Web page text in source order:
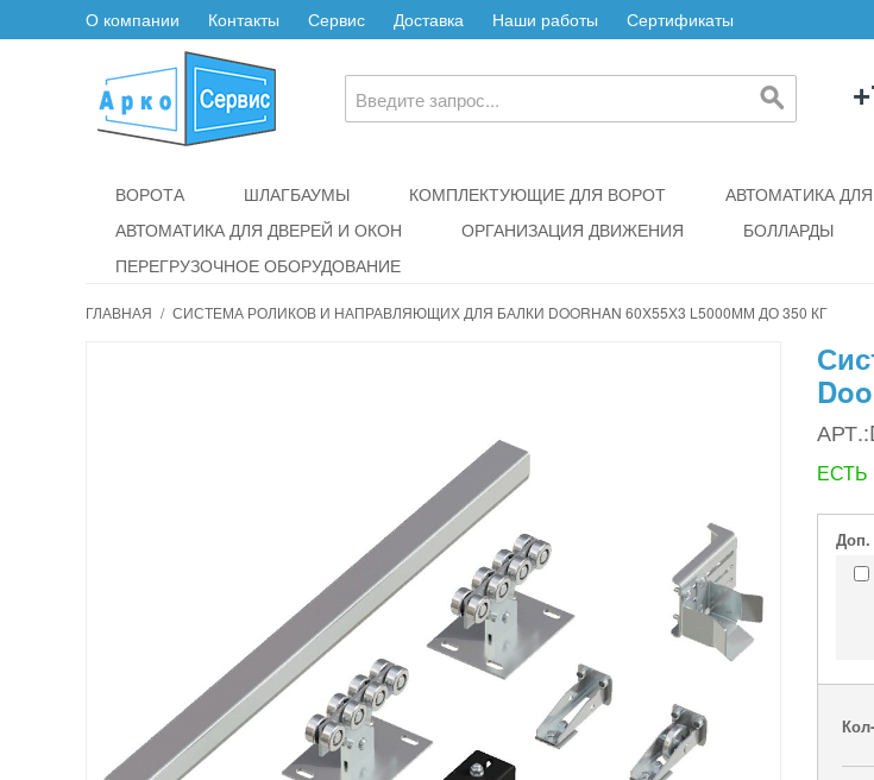
О компании Контакты Сервис Доставка Наши работы Сертификаты
ВОРОТА ШЛАГБАУМЫ КОМПЛЕКТУЮЩИЕ ДЛЯ ВОРОТ АВТОМАТИКА
АВТОМАТИКА ДЛЯ ДВЕРЕЙ И ОКОН
ОРГАНИЗАЦИЯ ДВИЖЕНИЯ БОЛЛАРДЫ
ПЕРЕГРУЗОЧНОЕ ОБОРУДОВАНИЕ
ГЛАВНАЯ / СИСТЕМА РОЛИКОВ И НАПРАВЛЯЮЩИХ ДЛЯ БАЛКИ DOORHAN 60Х55Х3 L5000ММ ДО 350 КГ
Доп.